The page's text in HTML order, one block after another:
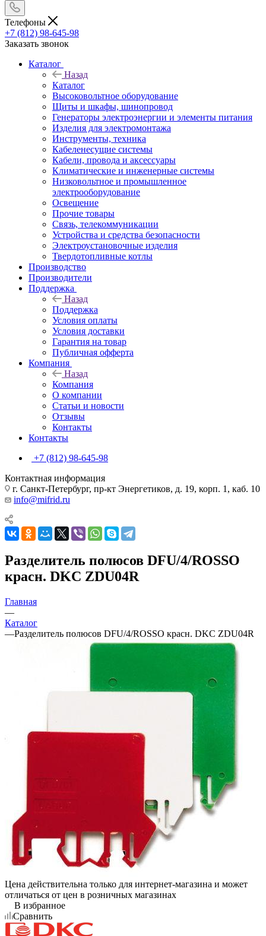
Телефоны
+7 (812) 98-645-98
Заказать звонок
Каталог
Назад
Каталог
Высоковольтное оборудование
Щиты и шкафы, шинопровод
Генераторы электроэнергии и элементы питания
Изделия для электромонтажа
Инструменты, техника
Кабеленесущие системы
Кабели, провода и аксессуары
Климатические и инженерные системы
Низковольтное и промышленное
электрооборудование
Освещение
Прочие товары
Связь, телекоммуникации
Устройства и средства безопасности
Электроустановочные изделия
Твердотопливные котлы
Производство
Производители
Поддержка
Назад
Поддержка
Условия оплаты
Условия доставки
Гарантия на товар
Публичная офферта
Компания
Назад
Компания
О компании
Статьи и новости
Отзывы
Контакты
Контакты
+7 (812) 98-645-98
Контактная информация
г. Санкт-Петербург, пр-кт Энергетиков, д. 19, корп. 1, каб. 10
info@mifrid.ru
Разделитель полюсов DFU/4/ROSSO
красн. DKC ZDU04R
Главная
—
Каталог
—Разделитель полюсов DFU/4/ROSSO красн. DKC ZDU04R
Цена действительна только для интернет-магазина и может
отличаться от цен в розничных магазинах
В избранное
Сравнить